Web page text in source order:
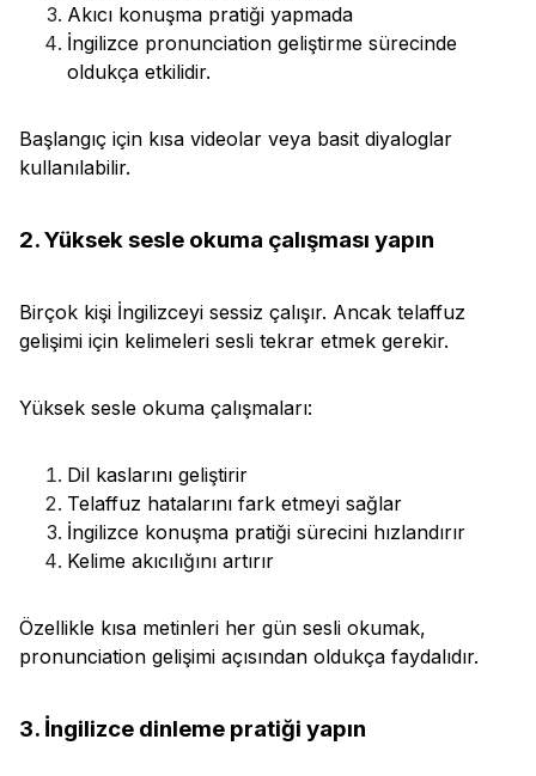
Akıcı konuşma pratiği yapmada
İngilizce pronunciation geliştirme sürecinde
oldukça etkilidir.
Başlangıç için kısa videolar veya basit diyaloglar
kullanılabilir.
2. Yüksek sesle okuma çalışması yapın
Birçok kişi İngilizceyi sessiz çalışır. Ancak telaffuz
gelişimi için kelimeleri sesli tekrar etmek gerekir.
Yüksek sesle okuma çalışmaları:
Dil kaslarını geliştirir
Telaffuz hatalarını fark etmeyi sağlar
İngilizce konuşma pratiği sürecini hızlandırır
Kelime akıcılığını artırır
Özellikle kısa metinleri her gün sesli okumak,
pronunciation gelişimi açısından oldukça faydalıdır.
3. İngilizce dinleme pratiği yapın